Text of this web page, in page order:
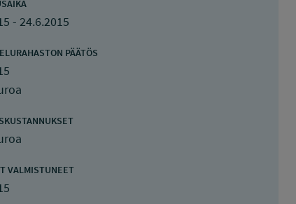
- 24.6.2015
PÄÄTÖS
VALMISTUNEET